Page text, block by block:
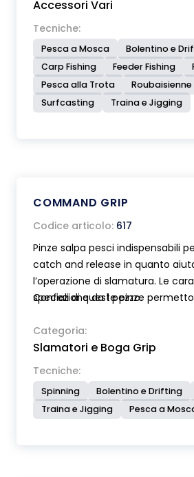
bloccandola alla cintura o alla
accessori non sono inclusi.
Accessori Vari
Tecniche:
Pesca a Mosca
Bolentino e
Carp Fishing
Feeder Fishing
Pesca alla Trota
Roubaisienne
Surfcasting
Traina e Jigging
COMMAND GRIP
Codice articolo: 617
Pinze salpa pesci indispensabili
catch and release in quanto
l’operazione di slamatura. Le
speciali di queste pinze
danno. Le loro ganasce sono
arrotondate, ricoperte in gomma
un’ampia superfice di contatto.
chiusura della pinza viene
pescatore ed è indipendente dal
Leggerissime, compatte ma
Confezione da 1 pezzo.
Categoria:
Slamatori e Boga Grip
Tecniche:
Spinning Bolentino e Drifting
Traina e Jigging
Pesca a